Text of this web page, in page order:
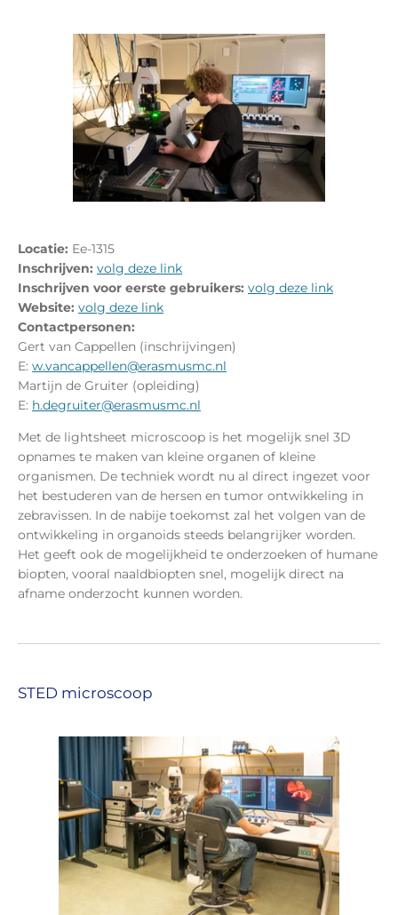
Locatie: Ee-1315
Inschrijven: volg deze link
Inschrijven voor eerste gebruikers: volg deze link
Website: volg deze link
Contactpersonen:
Gert van Cappellen (inschrijvingen)
E: w.vancappellen@erasmusmc.nl
Martijn de Gruiter (opleiding)
E: h.degruiter@erasmusmc.nl
Met de lightsheet microscoop is het mogelijk snel 3D
opnames te maken van kleine organen of kleine
organismen. De techniek wordt nu al direct ingezet voor
het bestuderen van de hersen en tumor ontwikkeling in
zebravissen. In de nabije toekomst zal het volgen van de
ontwikkeling in organoids steeds belangrijker worden.
Het geeft ook de mogelijkheid te onderzoeken of humane
biopten, vooral naaldbiopten snel, mogelijk direct na
afname onderzocht kunnen worden.
STED microscoop